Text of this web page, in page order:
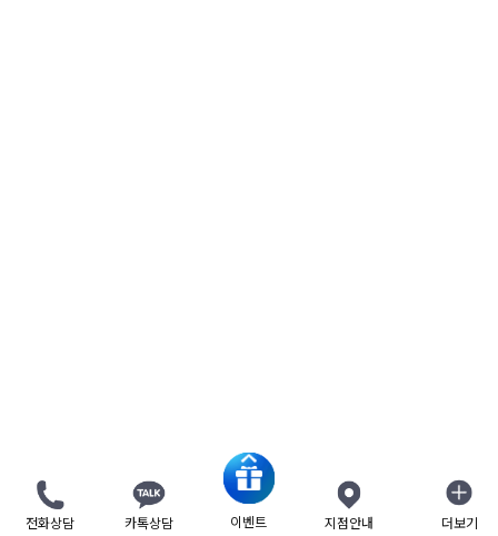
닫기
전화상담 카톡상담 이벤트 지점안내 더보기